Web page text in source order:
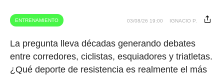
ENTRENAMIENTO 03/08/26 19:00 IGNACIO P.
La pregunta lleva décadas generando debates
entre corredores, ciclistas, esquiadores y triatletas.
¿Qué deporte de resistencia es realmente el más